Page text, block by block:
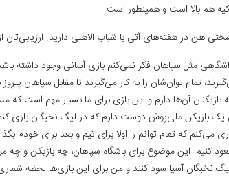
هم بالا است و همینطور است.
هن در هفته‌های آتی با شباب الاهلی دارید.
باشگاهی مثل سپاهان فکر نمی‌کنم بازی آسانی وجود داشته
تمام توان‌شان را به کار می‌گیرند تا مقابل سپاهان
آن‌ها دارم و این بازی برای ما بسیار مهم است که
یک بازیکن ملی‌پوش دوست دارم که در لیگ نخبگان بازی
که تمام توانم را اولا برای تیم و بعد برای خودم
کنیم. این موضوع برای باشگاه سپاهان، چه بازیکن و
نخبگان آسیا سود کنند و من برای این بازی‌ها لحظه